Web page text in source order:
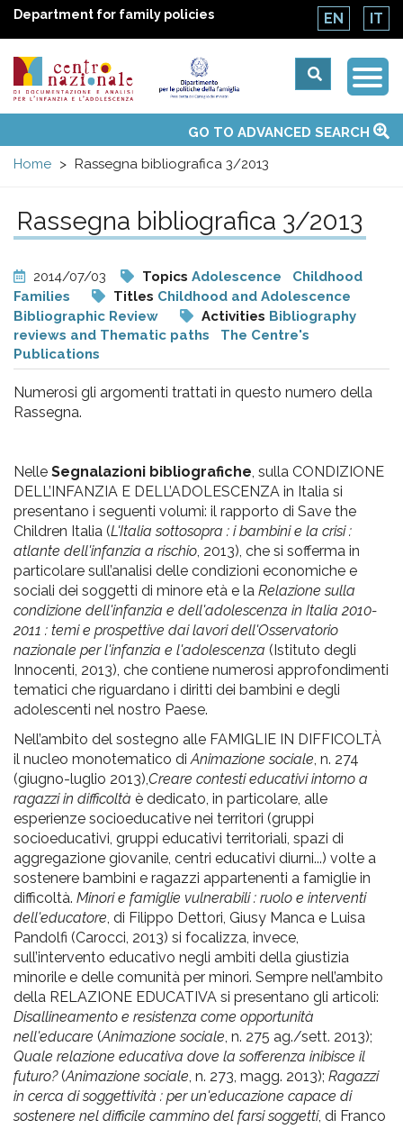
Department for family policies EN IT
Centro
nazionale
di
Documentazione
e
analisi
pr
e
l'adolescenza
menuTopics
Activities
UN Convention
National ObservatoriesGO TO ADVANCED SEARCH
Home
Rassegna bibliografica 3/2013
Rassegna bibliografica 3/2013
2014/07/03 Topics Adolescence
Childhood
Families
Titles Childhood and Adolescence
Bibliographic Review
Activities Bibliography
reviews and Thematic paths
The Centre's
Publications
Numerosi gli argomenti trattati in questo numero della
Rassegna.
Nelle Segnalazioni bibliografiche, sulla CONDIZIONE
DELL’INFANZIA E DELL’ADOLESCENZA in Italia si
presentano i seguenti volumi: il rapporto di Save the
Children Italia (L'Italia sottosopra : i bambini e la crisi :
atlante dell'infanzia a rischio, 2013), che si sofferma in
particolare sull’analisi delle condizioni economiche e
sociali dei soggetti di minore età e la Relazione sulla
condizione dell'infanzia e dell'adolescenza in Italia 2010-
2011 : temi e prospettive dai lavori dell'Osservatorio
nazionale per l'infanzia e l'adolescenza (Istituto degli
Innocenti, 2013), che contiene numerosi approfondimenti
tematici che riguardano i diritti dei bambini e degli
adolescenti nel nostro Paese.
Nell’ambito del sostegno alle FAMIGLIE IN DIFFICOLTÀ
il nucleo monotematico diAnimazione sociale, n. 274
(giugno-luglio 2013),Creare contesti educativi intorno a
ragazzi in difficoltà è dedicato, in particolare, alle
esperienze socioeducative nei territori (gruppi
socioeducativi, gruppi educativi territoriali, spazi di
aggregazione giovanile, centri educativi diurni...) volte a
sostenere bambini e ragazzi appartenenti a famiglie in
difficoltà. Minori e famiglie vulnerabili : ruolo e interventi
dell'educatore, di Filippo Dettori, Giusy Manca e Luisa
Pandolfi (Carocci, 2013) si focalizza, invece,
sull’intervento educativo negli ambiti della giustizia
minorile e delle comunità per minori. Sempre nell’ambito
della RELAZIONE EDUCATIVA si presentano gli articoli:
Disallineamento e resistenza come opportunità
nell'educare (Animazione sociale, n. 275 ag./sett. 2013);
Quale relazione educativa dove la sofferenza inibisce il
futuro?(Animazione sociale, n. 273, magg. 2013); Ragazzi
in cerca di soggettività : per un'educazione capace di
sostenere nel difficile cammino del farsi soggetti, di Franco